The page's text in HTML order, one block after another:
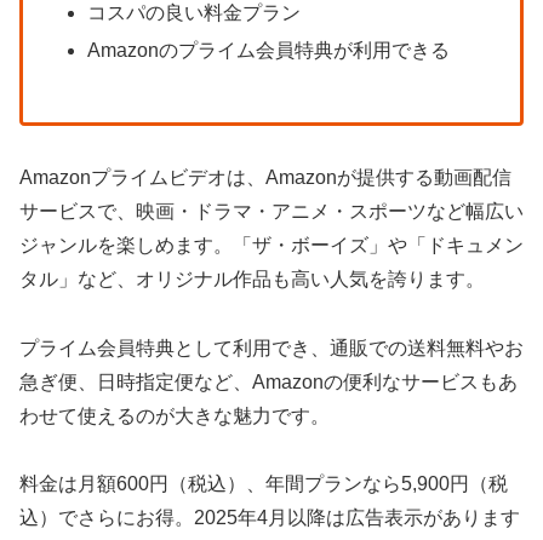
コスパの良い料金プラン
Amazonのプライム会員特典が利用できる
Amazonプライムビデオは、Amazonが提供する動画配信
サービスで、映画・ドラマ・アニメ・スポーツなど幅広い
ジャンルを楽しめます。「ザ・ボーイズ」や「ドキュメン
タル」など、オリジナル作品も高い人気を誇ります。
プライム会員特典として利用でき、通販での送料無料やお
急ぎ便、日時指定便など、Amazonの便利なサービスもあ
わせて使えるのが大きな魅力です。
料金は月額600円（税込）、年間プランなら5,900円（税
込）でさらにお得。2025年4月以降は広告表示があります